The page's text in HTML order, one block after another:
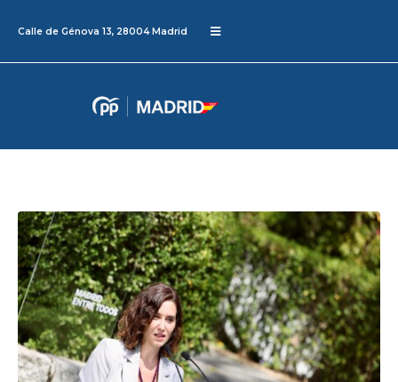
Calle de Génova 13, 28004 Madrid